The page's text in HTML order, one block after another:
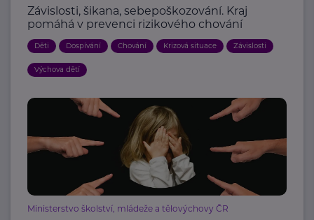
Závislosti, šikana, sebepoškozování. Kraj
pomáhá v prevenci rizikového chování
Děti Dospívání Chování Krizová situace Závislosti
Výchova dětí
Ministerstvo školství, mládeže a tělovýchovy ČR